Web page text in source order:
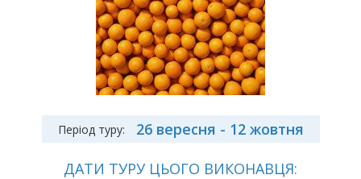
Період туру: 26 вересня - 12 жовтня
ДАТИ ТУРУ ЦЬОГО ВИКОНАВЦЯ: